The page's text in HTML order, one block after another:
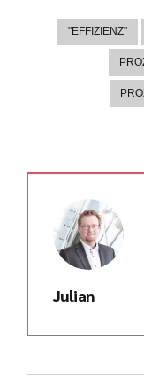
"EFFIZIENZ"
Julian